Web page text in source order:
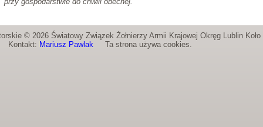
© 2026 Światowy Związek Żołnierzy Armii Krajowej Okręg Lublin
Mariusz PawlakTa strona używa cookies.